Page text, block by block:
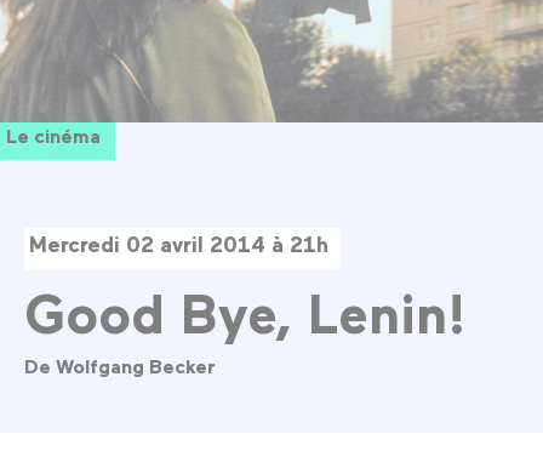
Le cinéma
Mercredi 02 avril 2014 à 21h
Good Bye, Lenin!
De Wolfgang Becker